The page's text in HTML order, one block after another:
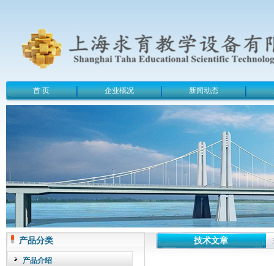
首 页 企业概况 新闻动态
产品分类
产品介绍
技术文章